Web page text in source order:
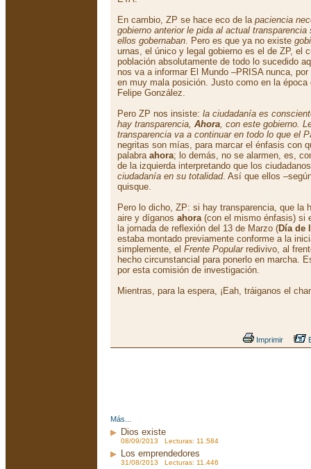
En cambio, ZP se hace eco de la paciencia
gobierno anterior le pida al actual
ellos gobernaban. Pero es que ya no existe
urnas, el único y legal gobierno es el de ZP, el
población absolutamente de todo lo sucedido
nos va a informar El Mundo –PRISA nunca,
en muy mala posición. Justo como en la
Felipe González.
Pero ZP nos insiste: la ciudadanía es
hay transparencia, Ahora, con este gobierno.
transparencia va a continuar en todo lo que el
negritas son mías, para marcar el énfasis con
palabra ahora; lo demás, no se alarmen, es,
de la izquierda interpretando que los
ciudadanía en su totalidad. Así que ellos
quisque.
Pero lo dicho, ZP: si hay transparencia, que la
aire y díganos ahora(con el mismo énfasis) si
la jornada de reflexión del 13 de Marzo (Día de
estaba montado previamente conforme a la
simplemente, el Frente Popularredivivo, al
hecho circunstancial para ponerlo en marcha.
por esta comisión de investigación.
Mientras, para la espera, ¡Eah, tráiganos el
Imprimir
Más...
Dios existe
08/09/2013 Lecturas: 11.584
Los emprendedores
31/08/2013 Lecturas: 11.446